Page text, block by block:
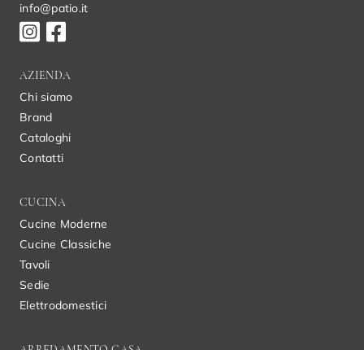
info@patio.it
AZIENDA
Chi siamo
Brand
Cataloghi
Contatti
CUCINA
Cucine Moderne
Cucine Classiche
Tavoli
Sedie
Elettrodomestici